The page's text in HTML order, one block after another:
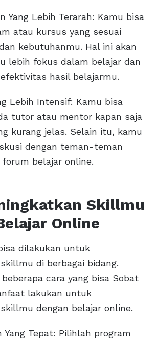
Yang Lebih Terarah: Kamu bisa
atau kursus yang sesuai
kebutuhanmu. Hal ini akan
lebih fokus dalam belajar dan
hasil belajarmu.
Lebih Intensif: Kamu bisa
tutor atau mentor kapan saja
kurang jelas. Selain itu, kamu
dengan teman-teman
belajar online.
Skillmu
Online
dilakukan untuk
di berbagai bidang.
cara yang bisa Sobat
lakukan untuk
dengan belajar online.
Yang Tepat: Pilihlah program